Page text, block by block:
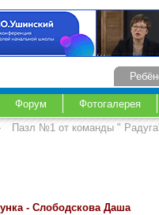
Форум Фотогалерея
Пазл №1 от команды "
- Слободскова Даша